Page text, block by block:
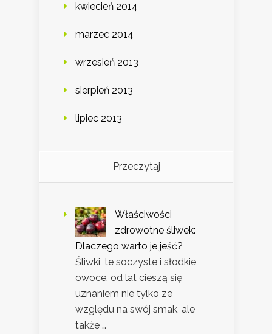
kwiecień 2014
marzec 2014
wrzesień 2013
sierpień 2013
lipiec 2013
Przeczytaj
Właściwości
zdrowotne śliwek:
Dlaczego warto je jeść?
Śliwki, te soczyste i słodkie
owoce, od lat cieszą się
uznaniem nie tylko ze
względu na swój smak, ale
także …